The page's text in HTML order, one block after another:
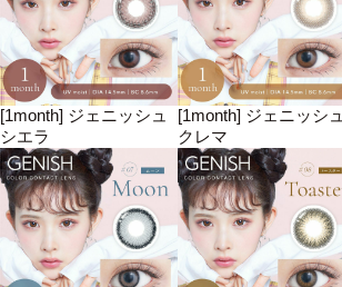
[1month] ジェニッシュ
シエラ
[1month] ジェニッシュ
クレマ